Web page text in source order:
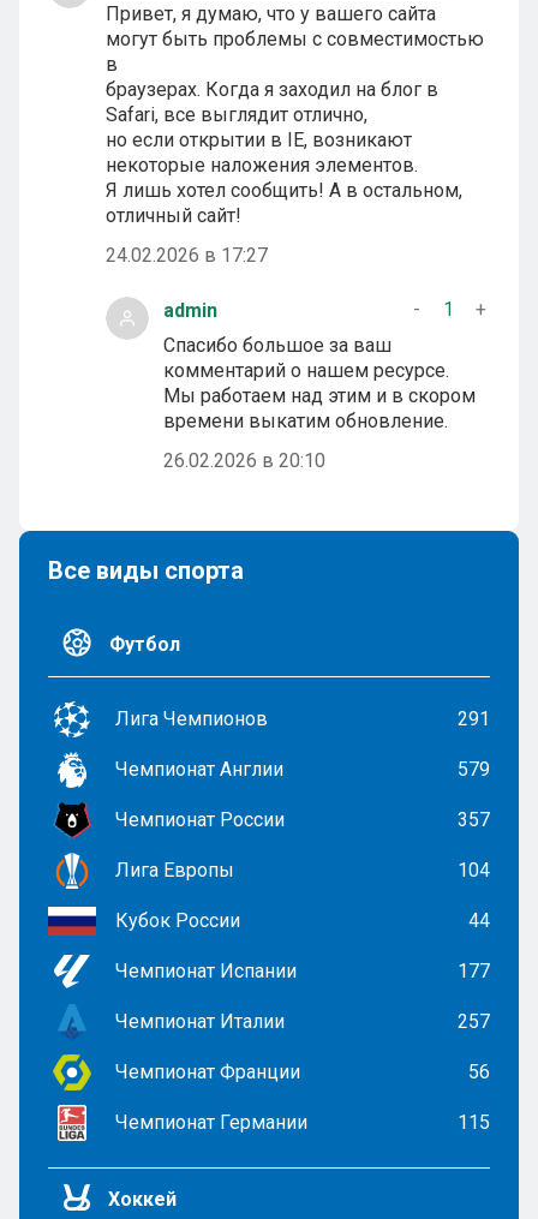
Привет, я думаю, что у вашего сайта
могут быть проблемы с совместимостью
в
браузерах. Когда я заходил на блог в
Safari, все выглядит отлично,
но если открытии в IE, возникают
некоторые наложения элементов.
Я лишь хотел сообщить! А в остальном,
отличный сайт!
24.02.2026 в 17:27
admin - 1
+
Спасибо большое за ваш
комментарий о нашем ресурсе.
Мы работаем над этим и в скором
времени выкатим обновление.
26.02.2026 в 20:10
Все виды спорта
Футбол
Лига Чемпионов 291
Чемпионат Англии 579
Чемпионат России 357
Лига Европы 104
Кубок России 44
Чемпионат Испании 177
Чемпионат Италии 257
Чемпионат Франции 56
Чемпионат Германии 115
Хоккей